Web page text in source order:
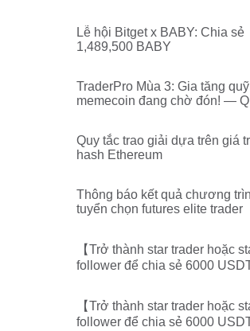
Lễ hội Bitget x BABY: Chia sẻ
1,489,500 BABY
TraderPro Mùa 3: Gia tăng
memecoin đang chờ đón! —
Quy tắc trao giải dựa trên giá
hash Ethereum
Thông báo kết quả chương
tuyển chọn futures elite trader
【Trở thành star trader hoặc
follower để chia sẻ 6000
hạng star trader/follower
【Trở thành star trader hoặc
follower để chia sẻ 6000